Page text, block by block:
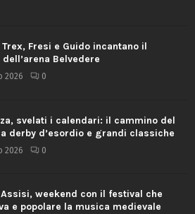
Fresi e Guido incantano il
Belvedere
2026 0
svelati i calendari: il cammino del
derby d’esordio e grandi classiche
2026 0
weekend con il festival che
e popolare la musica medievale